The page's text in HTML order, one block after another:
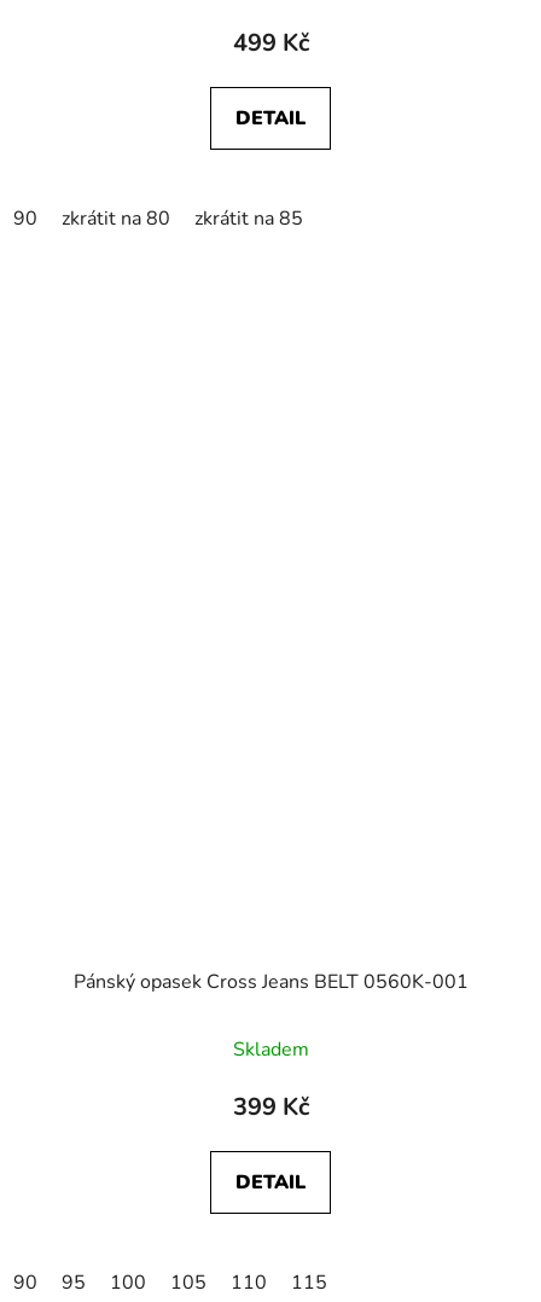
499 Kč
DETAIL
90 zkrátit na 80 zkrátit na 85
Pánský opasek Cross Jeans BELT 0560K-001
Skladem
399 Kč
DETAIL
90 95 100 105 110 115